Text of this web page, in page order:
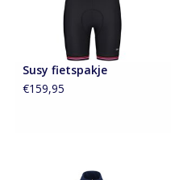
Susy fietspakje
€159,95